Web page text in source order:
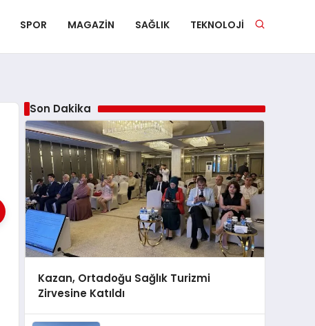
SPOR MAGAZIN SAĞLIK TEKNOLOJI
Son Dakika
Kazan, Ortadoğu Sağlık Turizmi
Zirvesine Katıldı